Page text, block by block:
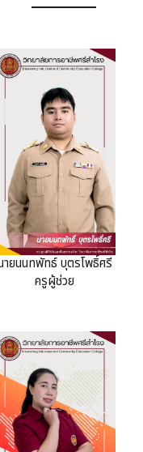
ายนนทพัทธ์ บุตรโพธิ์ศรี
ครูผู้ช่วย